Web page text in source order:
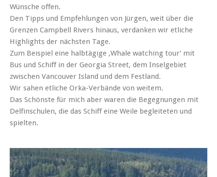
Wünsche offen.
Den Tipps und Empfehlungen von Jürgen, weit über die
Grenzen Campbell Rivers hinaus, verdanken wir etliche
Highlights der nächsten Tage.
Zum Beispiel eine halbtägige ‚Whale watching tour‘ mit
Bus und Schiff in der Georgia Street, dem Inselgebiet
zwischen Vancouver Island und dem Festland.
Wir sahen etliche Orka-Verbände von weitem.
Das Schönste für mich aber waren die Begegnungen mit
Delfinschulen, die das Schiff eine Weile begleiteten und
spielten.